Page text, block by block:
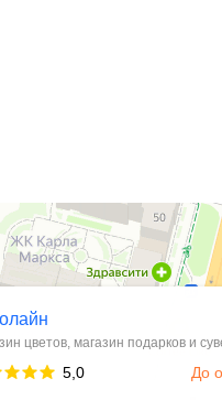
в Чебоксарах